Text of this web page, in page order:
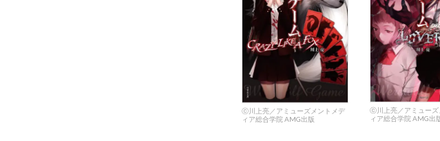
ⓒ川上亮／アミューズメントメデ
ィア総合学院 AMG出版
ⓒ川上亮／アミューズ
ィア総合学院 AMG出